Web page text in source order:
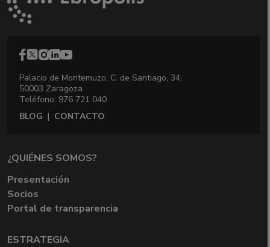
Palacio de Montemuzo, C. de Santiago, 34,
50003 Zaragoza
Teléfono: 976 721 040
BLOG | CONTACTO
¿QUIÉNES SOMOS?
Presentación
Socios
Portal de transparencia
ESTRATEGIA